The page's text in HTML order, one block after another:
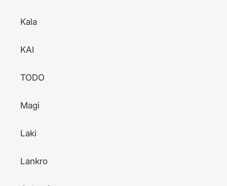
Kala
KAI
TODO
Magi
Laki
Lankro